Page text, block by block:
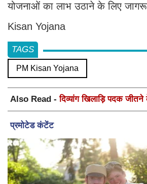
योजनाओं का लाभ उठाने के लिए
Kisan Yojana
TAGS
PM Kisan Yojana
Also Read -दिव्यांग खिलाड़ि पदक